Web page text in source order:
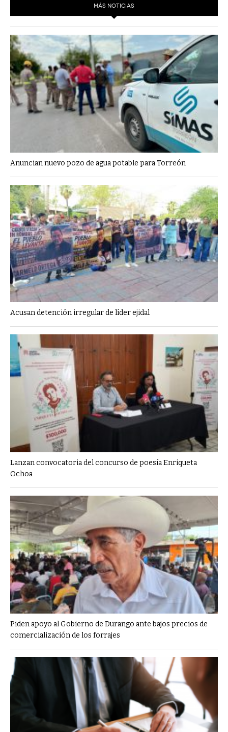
MÁS NOTICIAS
Anuncian nuevo pozo de agua potable para Torreón
Acusan detención irregular de líder ejidal
Lanzan convocatoria del concurso de poesía Enriqueta
Ochoa
Piden apoyo al Gobierno de Durango ante bajos precios de
comercialización de los forrajes